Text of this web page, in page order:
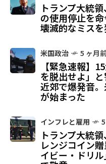
トランプ大統
の使用停止を
壊滅的なミスを
米国政治 5 ヶ月
【緊急速報】
を脱出せよ」
近郊で爆発音
が始まった
インフレと雇用
トランプ大統
レンジコイン
イビー・ドリ